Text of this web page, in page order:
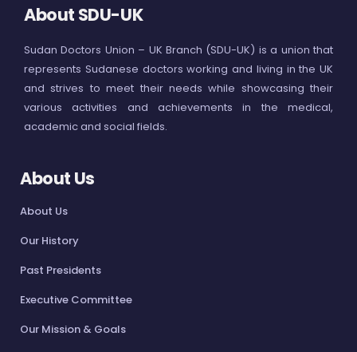
About SDU-UK
Sudan Doctors Union – UK Branch (SDU-UK) is a union that
represents Sudanese doctors working and living in the UK
and strives to meet their needs while showcasing their
various activities and achievements in the medical,
academic and social fields.
About Us
About Us
Our History
Past Presidents
Executive Committee
Our Mission & Goals